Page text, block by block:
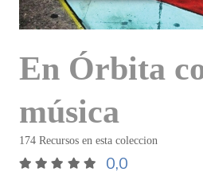
En Órbita
música
174 Recursos en esta coleccion
0,0